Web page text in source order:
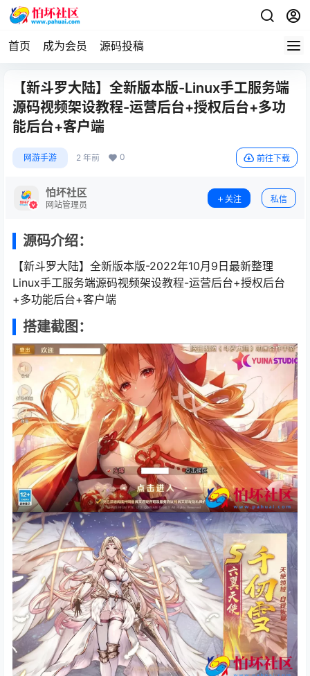
首页 成为会员 源码投稿
【新斗罗大陆】全新版本版-Linux手工服务端
源码视频架设教程-运营后台+授权后台+多功
能后台+客户端
网游手游 2 年前 0 前往下载
怕坏社区
网站管理员
关注 私信
源码介绍：
【新斗罗大陆】全新版本版-2022年10月9日最新整理
Linux手工服务端源码视频架设教程-运营后台+授权后台
+多功能后台+客户端
搭建截图：